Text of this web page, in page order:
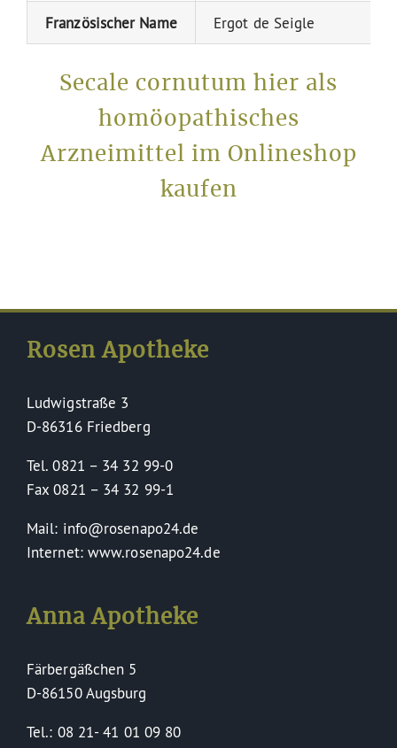
Französischer Name Ergot de Seigle
Secale cornutum hier als
homöopathisches
Arzneimittel im Onlineshop
kaufen
Rosen Apotheke
Ludwigstraße 3
D-86316 Friedberg
Tel. 0821 – 34 32 99-0
Fax 0821 – 34 32 99-1
Mail: info@rosenapo24.de
Internet: www.rosenapo24.de
Anna Apotheke
Färbergäßchen 5
D-86150 Augsburg
Tel.: 08 21- 41 01 09 80